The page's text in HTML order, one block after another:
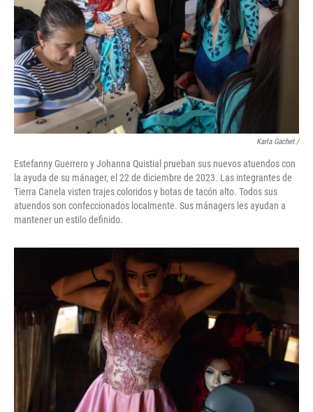
Karla Gachet/
Estefanny Guerrero y Johanna Quistial prueban sus nuevos atuendos con
la ayuda de su mánager, el 22 de diciembre de 2023. Las integrantes de
Tierra Canela visten trajes coloridos y botas de tacón alto. Todos sus
atuendos son confeccionados localmente. Sus mánagers les ayudan a
mantener un estilo definido.